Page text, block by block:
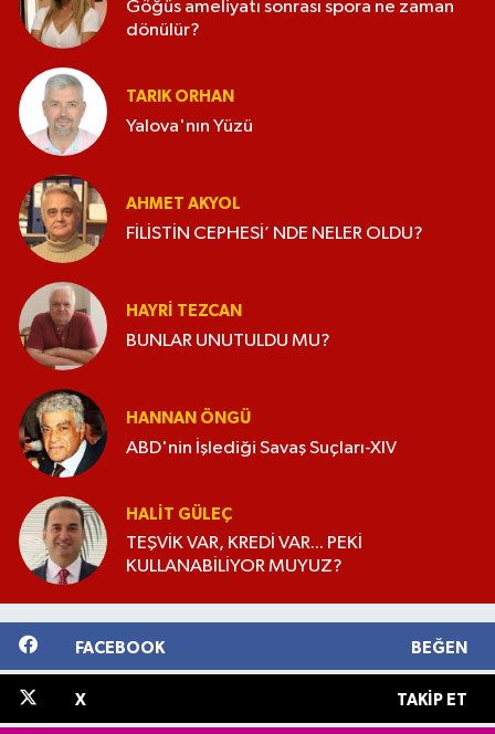
Göğüs ameliyatı sonrası spora ne zaman
dönülür?
TARIK ORHAN
Yalova'nın Yüzü
AHMET AKYOL
FİLİSTİN CEPHESİ’ NDE NELER OLDU?
HAYRI TEZCAN
BUNLAR UNUTULDU MU?
HANNAN ÖNGÜ
ABD'nin İşlediği Savaş Suçları-XIV
HALIT GÜLEÇ
TEŞVİK VAR, KREDİ VAR... PEKİ
KULLANABİLİYOR MUYUZ?
FACEBOOK BEĞEN
X TAKIP ET